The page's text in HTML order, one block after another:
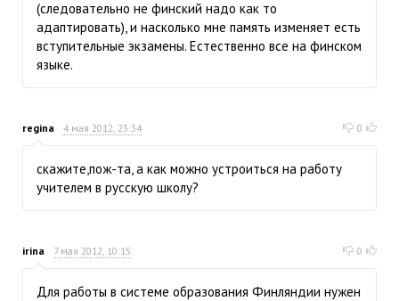
(следовательно не финский надо как то
адаптировать), и насколько мне память изменяет есть
вступительные экзамены. Естественно все на финском
языке.
regina 4 мая 2012, 23:34 0
скажите,пож-та, а как можно устроиться на работу
учителем в русскую школу?
irina 7 мая 2012, 10:15 0
Для работы в системе образования Финляндии нужен